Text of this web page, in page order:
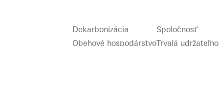
Dekarbonizácia
Obehové hospodárstvo
Spoločnosť
Trvalá